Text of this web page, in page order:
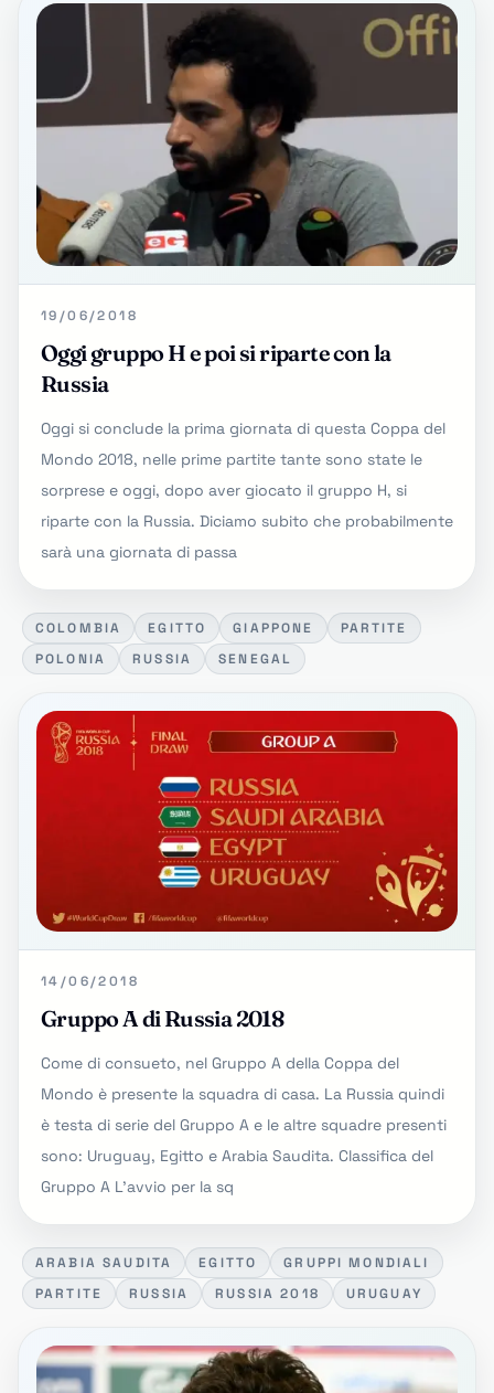
19/06/2018
Oggi gruppo H e poi si riparte con la
Russia
Oggi si conclude la prima giornata di questa Coppa del
Mondo 2018, nelle prime partite tante sono state le
sorprese e oggi, dopo aver giocato il gruppo H, si
riparte con la Russia. Diciamo subito che probabilmente
sarà una giornata di passa
COLOMBIA EGITTO GIAPPONE
PARTITE
POLONIA
RUSSIA SENEGAL
14/06/2018
Gruppo A di Russia 2018
Come di consueto, nel Gruppo A della Coppa del
Mondo è presente la squadra di casa. La Russia quindi
è testa di serie del Gruppo A e le altre squadre presenti
sono: Uruguay, Egitto e Arabia Saudita. Classifica del
Gruppo A L'avvio per la sq
ARABIA SAUDITA EGITTO
GRUPPI MONDIALI
PARTITE
RUSSIA RUSSIA 2018 URUGUAY